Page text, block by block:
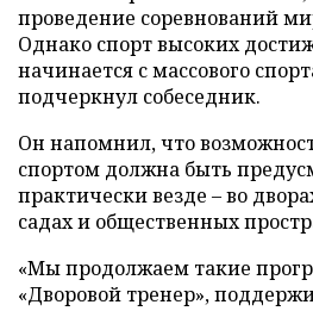
проведение соревнований
Однако спорт высоких
начинается с массового
подчеркнул собеседник.
Он напомнил, что
спортом должна быть
практически везде – во
садах и общественных
«Мы продолжаем такие
«Дворовой тренер»,